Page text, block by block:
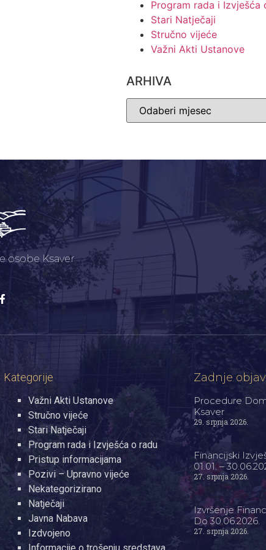
Program rada i Izvješća
Stari Natječaji
Stručno vijeće
Važni Akti Ustanove
ARHIVA
osobe Ksaver
Kategorije
Važni Akti Ustanove
Stručno vijeće
Stari Natječaji
Program rada i Izvješća o radu
Pristup informacijama
Pozivi – Upravno vijeće
Nekategorizirano
Natječaji
Javna Nabava
Izdvojeno
Zadnje
Procedure
Ksaver
29. srpnja 2026.
Financijski
01.01. –
27. srpnja 2026.
Izvršenje
Do 30.06.2026.
27. srpnja 2026.